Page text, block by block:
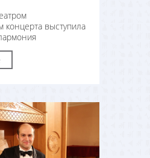
концерта выступила